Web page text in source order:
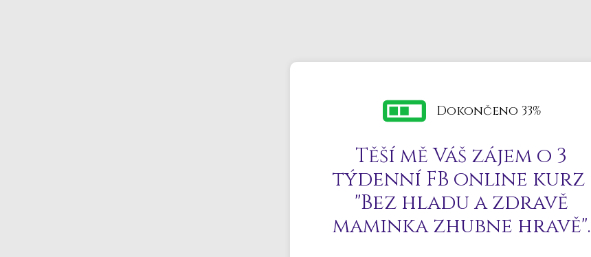
Dokončeno 33%
Těší mě Váš zájem o 3
týdenní FB online kurz
"Bez hladu a zdravě
maminka zhubne hravě".